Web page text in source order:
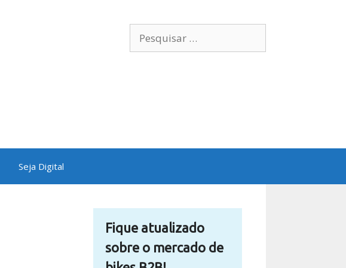
por:
Seja Digital
Fique atualizado
sobre o mercado de